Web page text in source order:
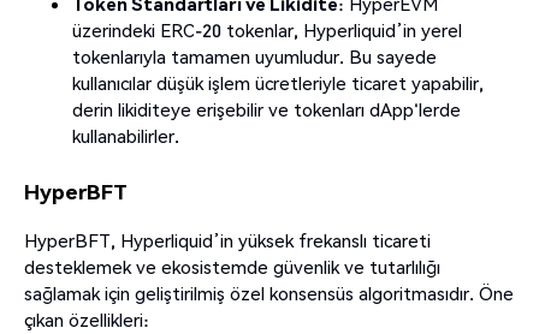
üzerindeki ERC-20 tokenlar, Hyperliquid’in yerel
tokenlarıyla tamamen uyumludur. Bu sayede
kullanıcılar düşük işlem ücretleriyle ticaret yapabilir,
derin likiditeye erişebilir ve tokenları dApp'lerde
kullanabilirler.
HyperBFT
HyperBFT, Hyperliquid’in yüksek frekanslı ticareti
desteklemek ve ekosistemde güvenlik ve tutarlılığı
sağlamak için geliştirilmiş özel konsensüs algoritmasıdır. Öne
çıkan özellikleri: